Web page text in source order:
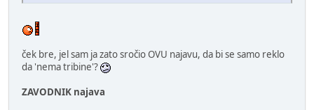
ček bre, jel sam ja zato sročio OVU najavu, da bi se samo reklo
da 'nema tribine'?
ZAVODNIK najava